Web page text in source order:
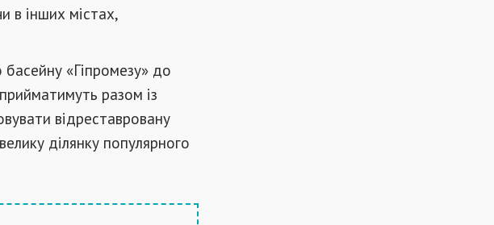
в інших містах,
«Гіпромезу» до
разом із
відреставровану
ділянку популярного